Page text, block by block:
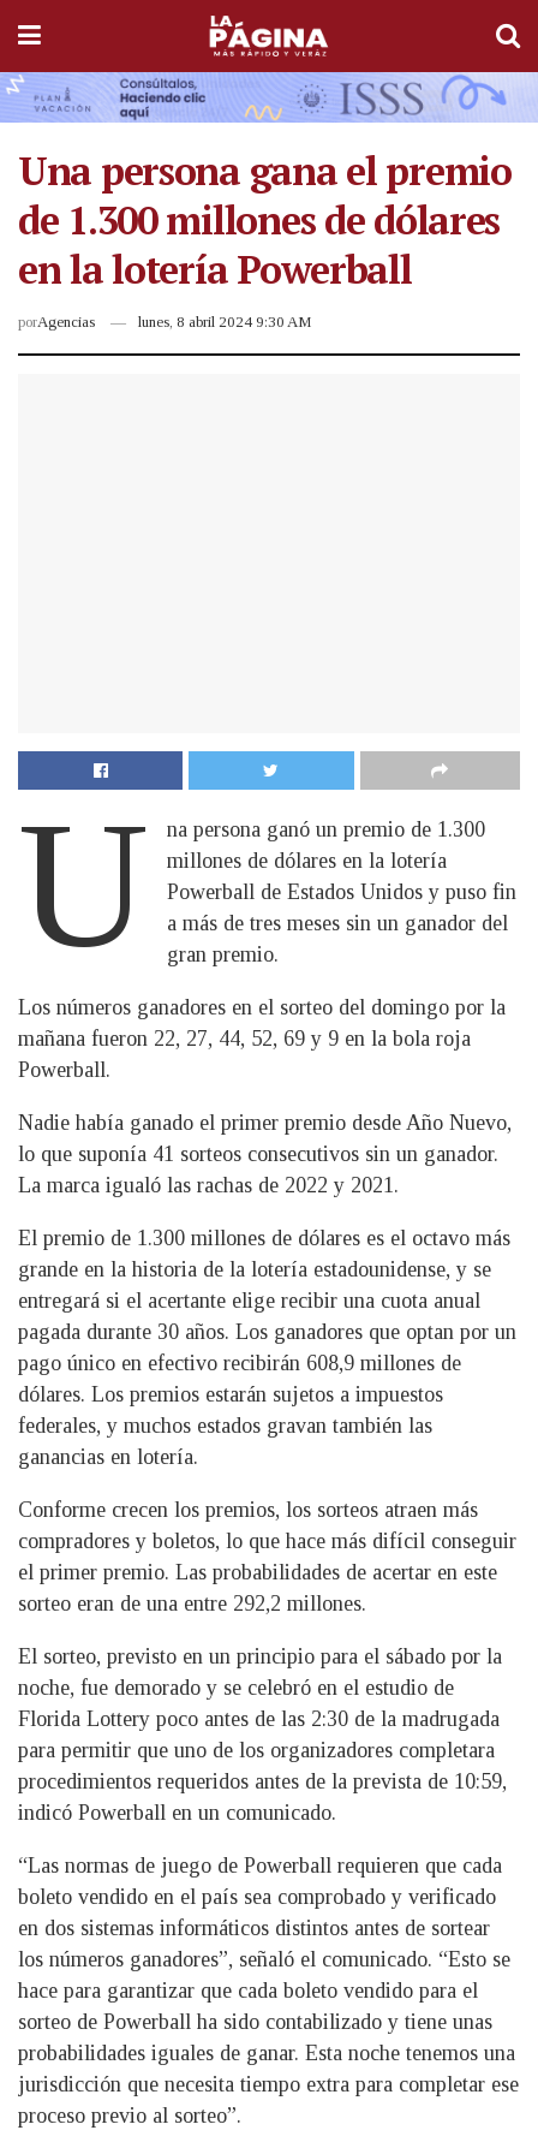
Una persona gana el premio
de 1.300 millones de dólares
en la lotería Powerball
porAgencias lunes, 8 abril 2024 9:30 AM
U
na persona ganó un premio de 1.300
millones de dólares en la lotería
Powerball de Estados Unidos y puso fin
a más de tres meses sin un ganador del
gran premio.
Los números ganadores en el sorteo del domingo por la
mañana fueron 22, 27, 44, 52, 69 y 9 en la bola roja
Powerball.
Nadie había ganado el primer premio desde Año Nuevo,
lo que suponía 41 sorteos consecutivos sin un ganador.
La marca igualó las rachas de 2022 y 2021.
El premio de 1.300 millones de dólares es el octavo más
grande en la historia de la lotería estadounidense, y se
entregará si el acertante elige recibir una cuota anual
pagada durante 30 años. Los ganadores que optan por un
pago único en efectivo recibirán 608,9 millones de
dólares. Los premios estarán sujetos a impuestos
federales, y muchos estados gravan también las
ganancias en lotería.
Conforme crecen los premios, los sorteos atraen más
compradores y boletos, lo que hace más difícil conseguir
el primer premio. Las probabilidades de acertar en este
sorteo eran de una entre 292,2 millones.
El sorteo, previsto en un principio para el sábado por la
noche, fue demorado y se celebró en el estudio de
Florida Lottery poco antes de las 2:30 de la madrugada
para permitir que uno de los organizadores completara
procedimientos requeridos antes de la prevista de 10:59,
indicó Powerball en un comunicado.
“Las normas de juego de Powerball requieren que cada
boleto vendido en el país sea comprobado y verificado
en dos sistemas informáticos distintos antes de sortear
los números ganadores”, señaló el comunicado. “Esto se
hace para garantizar que cada boleto vendido para el
sorteo de Powerball ha sido contabilizado y tiene unas
probabilidades iguales de ganar. Esta noche tenemos una
jurisdicción que necesita tiempo extra para completar ese
proceso previo al sorteo”.